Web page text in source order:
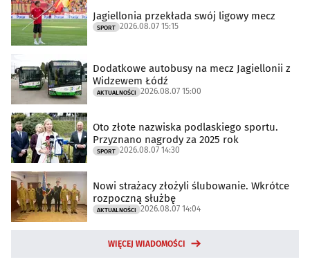
Jagiellonia przekłada swój ligowy mecz
SPORT 2026.08.07 15:15
Dodatkowe autobusy na mecz Jagiellonii z
Widzewem Łódź
AKTUALNOŚCI 2026.08.07 15:00
Oto złote nazwiska podlaskiego sportu.
Przyznano nagrody za 2025 rok
SPORT 2026.08.07 14:30
Nowi strażacy złożyli ślubowanie. Wkrótce
rozpoczną służbę
AKTUALNOŚCI 2026.08.07 14:04
WIĘCEJ WIADOMOŚCI